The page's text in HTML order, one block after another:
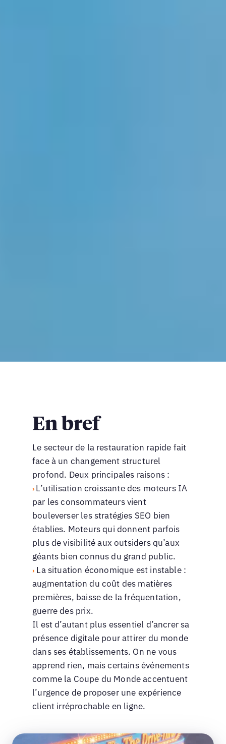
En bref
Le secteur de la restauration rapide fait
face à un changement structurel
profond. Deux principales raisons :
› L’utilisation croissante des moteurs IA
par les consommateurs vient
bouleverser les stratégies SEO bien
établies. Moteurs qui donnent parfois
plus de visibilité aux outsiders qu’aux
géants bien connus du grand public.
› La situation économique est instable :
augmentation du coût des matières
premières, baisse de la fréquentation,
guerre des prix.
Il est d’autant plus essentiel d’ancrer sa
présence digitale pour attirer du monde
dans ses établissements. On ne vous
apprend rien, mais certains événements
comme la Coupe du Monde accentuent
l’urgence de proposer une expérience
client irréprochable en ligne.